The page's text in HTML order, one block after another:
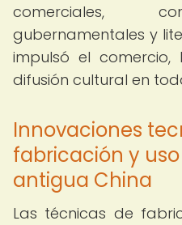
comerciales,
gubernamentales y
impulsó el
difusión cultural en
Innovaciones
fabricación y
antigua China
Las técnicas de